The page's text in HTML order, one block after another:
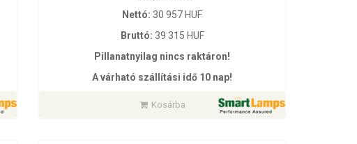
Nettó: 30 957 HUF
Bruttó: 39 315 HUF
Pillanatnyilag nincs raktáron!
A várható szállítási idő 10 nap!
Kosárba